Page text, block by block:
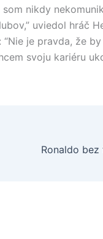
nikdy
uviedol hráč
je pravda, že
svoju kariéru